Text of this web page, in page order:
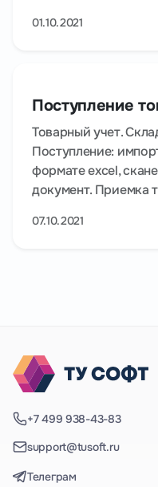
01.10.2021
Поступление
Товарный учет.
Поступление:
формате excel,
документ. Приемка
07.10.2021
+7 499 938-43-83
support@tusoft.ru
Телеграм